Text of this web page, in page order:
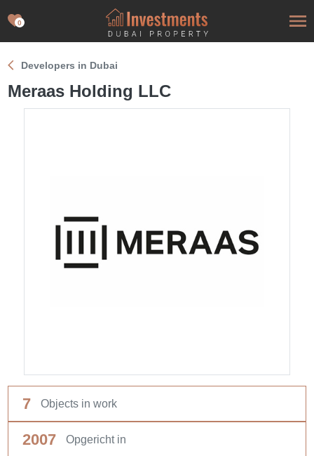
0
Developers in Dubai
Meraas Holding LLC
7 Objects in work
2007 Opgericht in